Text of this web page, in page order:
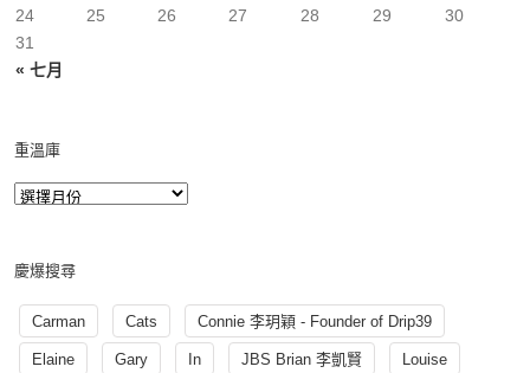
« 七月
24
25 26 27 28 29
30
31
重溫庫
慶爆搜尋
Carman Cats Connie 李玥穎 - Founder of Drip39
Elaine Gary In JBS Brian 李凱賢 Louise